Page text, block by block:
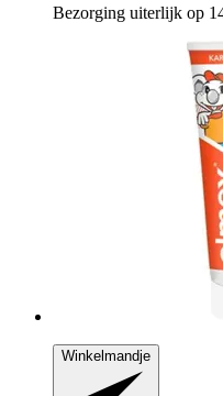
Bezorging uiterlijk op
Winkelmandje